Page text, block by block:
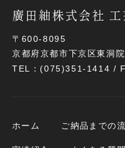
廣田紬株式会社
〒600-8095
京都府京都市下京区東洞
TEL：(075)351-1414 /
ホーム ご納品までの